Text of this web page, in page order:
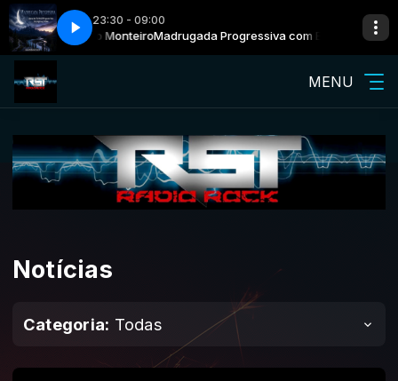
23:30 - 09:00
com Elcio MonteiroMadrugada Progressiva com Elcio Monteiro
L'exil Harmonium - L'exil
MENU
Notícias
Categoria: Todas